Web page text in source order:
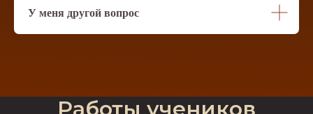
У меня другой вопрос
Работы учеников